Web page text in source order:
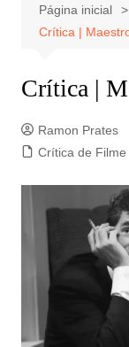
Página inicial
Crítica |
Crítica |
Ramon Prates
Crítica de Filme